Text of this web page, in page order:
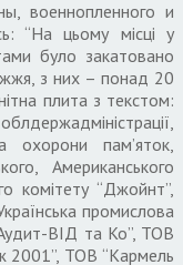
военнопленного и
“На цьому місці у
було закатовано
з них – понад 20
плита з текстом:
охорони пам’яток,
Американського
комітету “Джойнт”,
промислова
ВІД та Ко”, ТОВ
2001”, ТОВ “Кармель